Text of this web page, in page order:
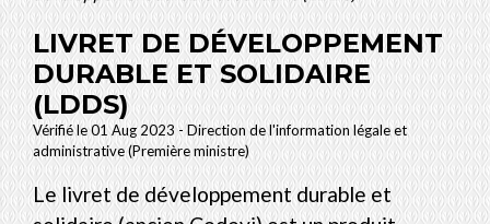
LIVRET DE DÉVELOPPEMENT
DURABLE ET SOLIDAIRE
(LDDS)
Vérifié le 01 Aug 2023 - Direction de l'information légale et
administrative (Première ministre)
Le livret de développement durable et